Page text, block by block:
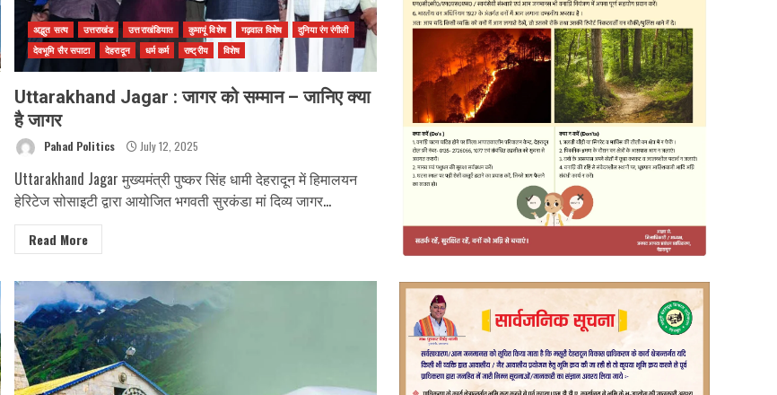
अद्भुत सत्य उत्तराखंड उत्तराखंडियात कुमायूं विशेष गढ़वाल विशेष
दुनिया रंग रंगीली
देवभूमि सैर सपाटा
देहरादून धर्म कर्म राष्ट्रीय विशेष
Uttarakhand Jagar : जागर को सम्मान – जानिए क्या
है जागर
Pahad Politics July 12, 2025
Uttarakhand Jagar मुख्यमंत्री पुष्कर सिंह धामी देहरादून में हिमालयन
हेरिटेज सोसाइटी द्वारा आयोजित भगवती सुरकंडा मां दिव्य जागर...
Read More